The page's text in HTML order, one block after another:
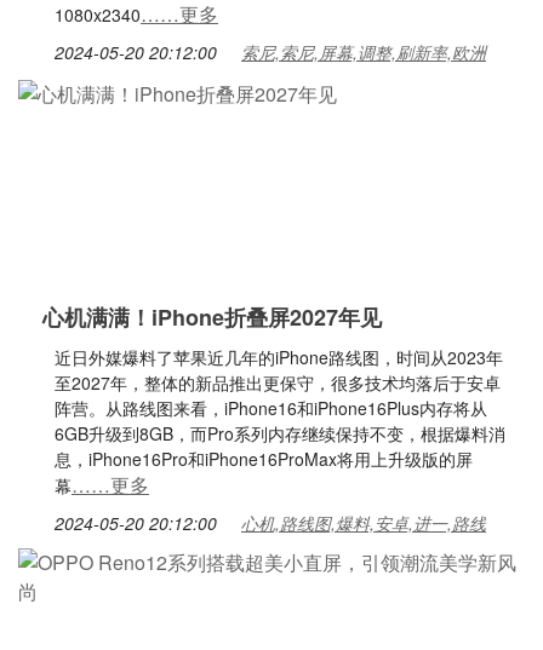
1080x2340……更多
2024-05-20 20:12:00 索尼,索尼,屏幕,调整,刷新率,欧洲
心机满满！iPhone折叠屏2027年见
近日外媒爆料了苹果近几年的iPhone路线图，时间从2023年
至2027年，整体的新品推出更保守，很多技术均落后于安卓
阵营。从路线图来看，iPhone16和iPhone16Plus内存将从
6GB升级到8GB，而Pro系列内存继续保持不变，根据爆料消
息，iPhone16Pro和iPhone16ProMax将用上升级版的屏
幕……更多
2024-05-20 20:12:00 心机,路线图,爆料,安卓,进一,路线